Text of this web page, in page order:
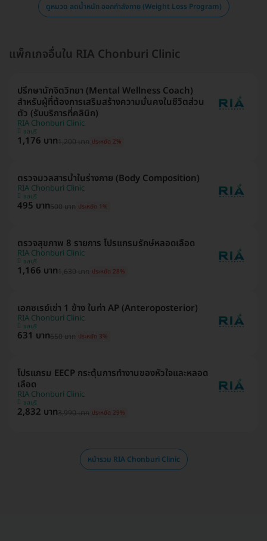
ดูหมวด ลดน้ำหนัก ออกกำลังกาย (Weight Loss Program)
แพ็กเกจอื่นใน RIA Chonburi Clinic
ปรึกษานักจิตวิทยา (Mental Wellness Coach)
สำหรับผู้ที่ต้องการเสริมสร้างความมั่นคงในชีวิตส่วน
ตัว (รับบริการที่คลินิก)
RIA Chonburi Clinic
ชลบุรี
1,176 บาท1,200 บาท ประหยัด 2%
ตรวจมวลสารน้ำในร่างกาย (Body Composition)
RIA Chonburi Clinic
ชลบุรี
495 บาท500 บาท ประหยัด 1%
ตรวจสุขภาพ 8 รายการ โปรแกรมรักษ์หลอดเลือด
RIA Chonburi Clinic
ชลบุรี
1,166 บาท1,630 บาท ประหยัด 28%
เอกซเรย์เข่า 1 ข้าง ในท่า AP (Anteroposterior)
RIA Chonburi Clinic
ชลบุรี
631 บาท650 บาท ประหยัด 3%
โปรแกรม EECP กระตุ้นการทำงานของหัวใจและหลอด
เลือด
RIA Chonburi Clinic
ชลบุรี
2,832 บาท3,990 บาท ประหยัด 29%
หน้ารวม RIA Chonburi Clinic